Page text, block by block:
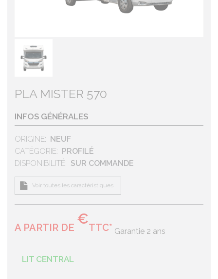
PLA MISTER 570
INFOS GÉNÉRALES
ORIGINE
NEUF
CATÉGORIE
PROFILÉ
DISPONIBILITÉ
SUR COMMANDE
Voir toutes les caractéristiques
A PARTIR DE
€
TTC* Garantie 2 ans
LIT CENTRAL